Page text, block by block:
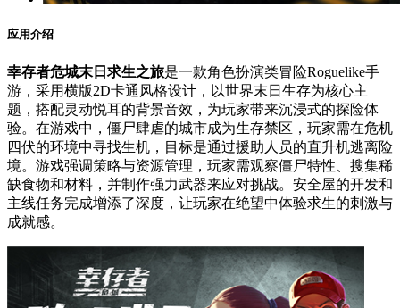
应用介绍
幸存者危城末日求生之旅是一款角色扮演类冒险Roguelike手
游，采用横版2D卡通风格设计，以世界末日生存为核心主
题，搭配灵动悦耳的背景音效，为玩家带来沉浸式的探险体
验。在游戏中，僵尸肆虐的城市成为生存禁区，玩家需在危机
四伏的环境中寻找生机，目标是通过援助人员的直升机逃离险
境。游戏强调策略与资源管理，玩家需观察僵尸特性、搜集稀
缺食物和材料，并制作强力武器来应对挑战。安全屋的开发和
主线任务完成增添了深度，让玩家在绝望中体验求生的刺激与
成就感。